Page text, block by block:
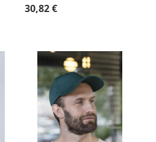
Regulärer Preis:
30,82 €